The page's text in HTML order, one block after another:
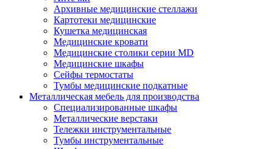
Архивные медицинские стеллажи
Картотеки медицинские
Кушетка медицинская
Медицинские кровати
Медицинские столики серии MD
Медицинские шкафы
Сейфы термостаты
Тумбы медицинские подкатные
Металлическая мебель для производства
Cпециализированные шкафы
Металлические верстаки
Тележки инструментальные
Тумбы инструментальные